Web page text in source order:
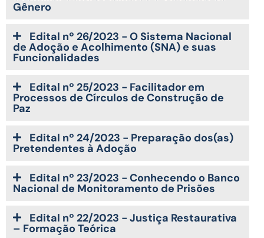
Gênero
Edital nº 26/2023 - O Sistema Nacional
de Adoção e Acolhimento (SNA) e suas
Funcionalidades
Edital nº 25/2023 - Facilitador em
Processos de Círculos de Construção de
Paz
Edital nº 24/2023 - Preparação dos(as)
Pretendentes à Adoção
Edital nº 23/2023 - Conhecendo o Banco
Nacional de Monitoramento de Prisões
Edital nº 22/2023 - Justiça Restaurativa
– Formação Teórica